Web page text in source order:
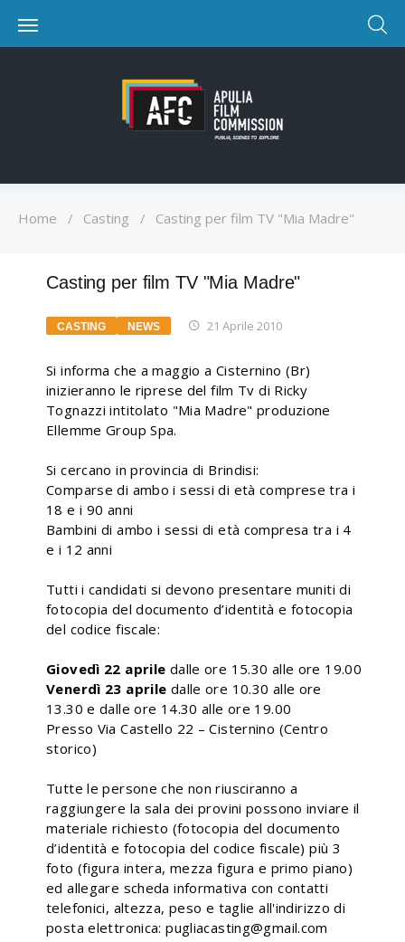
Home / Casting / Casting per film TV "Mia Madre"
Casting per film TV "Mia Madre"
CASTING NEWS 21 Aprile 2010
Si informa che a maggio a Cisternino (Br)
inizieranno le riprese del film Tv di Ricky
Tognazzi intitolato "Mia Madre" produzione
Ellemme Group Spa.
Si cercano in provincia di Brindisi:
Comparse di ambo i sessi di età comprese tra i
18 e i 90 anni
Bambini di ambo i sessi di età compresa tra i 4
e i 12 anni
Tutti i candidati si devono presentare muniti di
fotocopia del documento d’identità e fotocopia
del codice fiscale:
Giovedì 22 aprile dalle ore 15.30 alle ore 19.00
Venerdì 23 aprile dalle ore 10.30 alle ore
13.30 e dalle ore 14.30 alle ore 19.00
Presso Via Castello 22 – Cisternino (Centro
storico)
Tutte le persone che non riusciranno a
raggiungere la sala dei provini possono inviare il
materiale richiesto (fotocopia del documento
d’identità e fotocopia del codice fiscale) più 3
foto (figura intera, mezza figura e primo piano)
ed allegare scheda informativa con contatti
telefonici, altezza, peso e taglie all'indirizzo di
posta elettronica: pugliacasting@gmail.com